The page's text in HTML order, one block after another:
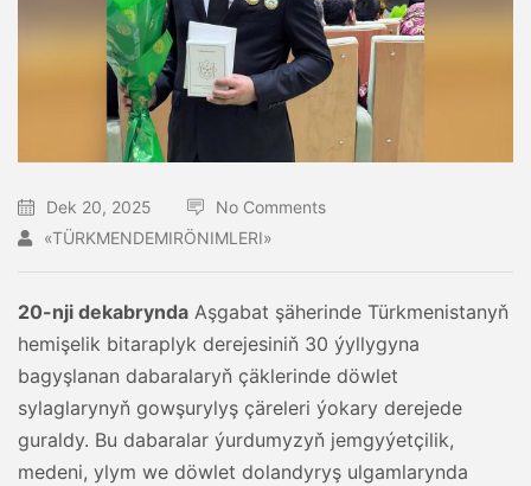
Dek 20, 2025
No Comments
«TÜRKMENDEMIRÖNIMLERI»
20-nji dekabrynda Aşgabat şäherinde Türkmenistanyň
hemişelik bitaraplyk derejesiniň 30 ýyllygyna
bagyşlanan dabaralaryň çäklerinde döwlet
sylaglarynyň gowşurylyş çäreleri ýokary derejede
guraldy. Bu dabaralar ýurdumyzyň jemgyýetçilik,
medeni, ylym we döwlet dolandyryş ulgamlarynda